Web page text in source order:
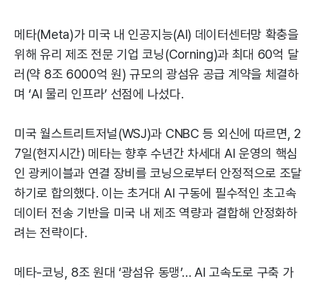
메타(Meta)가 미국 내 인공지능(AI) 데이터센터망 확충을
위해 유리 제조 전문 기업 코닝(Corning)과 최대 60억 달
러(약 8조 6000억 원) 규모의 광섬유 공급 계약을 체결하
며 ‘AI 물리 인프라’ 선점에 나섰다.
미국 월스트리트저널(WSJ)과 CNBC 등 외신에 따르면, 2
7일(현지시간) 메타는 향후 수년간 차세대 AI 운영의 핵심
인 광케이블과 연결 장비를 코닝으로부터 안정적으로 조달
하기로 합의했다. 이는 초거대 AI 구동에 필수적인 초고속
데이터 전송 기반을 미국 내 제조 역량과 결합해 안정화하
려는 전략이다.
메타-코닝, 8조 원대 ‘광섬유 동맹’… AI 고속도로 구축 가